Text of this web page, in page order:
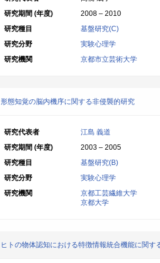
研究期間 (年度)
2008 – 2010
研究種目
基盤研究(C)
研究分野
実験心理学
研究機関
京都市立芸術大学
形態知覚の脳内機序に関する非侵襲的研究
研究代表者
江島 義道
研究期間 (年度)
2003 – 2005
研究種目
基盤研究(B)
研究分野
実験心理学
研究機関
京都工芸繊維大学
京都大学
ヒトの物体認知における特徴情報統合機能に関す